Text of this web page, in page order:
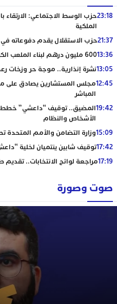
23:18حزب الوسط الاجتماعي: الارتقاء
الملكية
21:37حزب الاستقلال يقدم دفوعاته
13:36600 مليون درهم لبناء الملعب الكبير بمكناس
13:05نشرة إنذارية.. موجة حر وزخات
12:45مجلس المستشارين يصادق على
المباشر
19:42المضيق.. توقيف “داعشي” خطط
الأشخاص والنظام
15:09وزارة التضامن والأمم المتحدة
17:42توقيف شابين ينتميان لخلية
17:19مراجعة لوائح الانتخابات.. تقديم
صوت وصورة